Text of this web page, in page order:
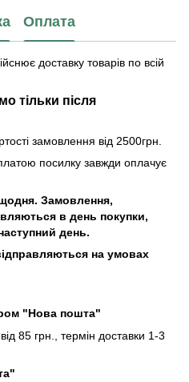
Оплата
доставку товарів по всій
тільки після
замовлення від 2500грн.
посилку завжди оплачує
Замовлення,
в день покупки,
день.
на умовах
"Нова пошта"
85 грн., термін доставки 1-3